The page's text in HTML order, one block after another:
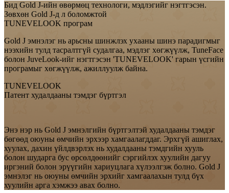
Бид Gold J-ийн өвөрмөц технологи, мэдлэгийг нэгтгэсэн.
Зөвхөн Gold J-д л боломжтой
TUNEVELOOK програм
Gold J эмнэлэг нь арьсны шинжлэх ухааны шинэ парадигмыг
нээхийн тулд тасралтгүй судалгаа, мэдлэг хөгжүүлж, TuneFace
болон JuveLook-ийг нэгтгэсэн 'TUNEVELOOK' гарын үсгийн
програмыг хөгжүүлж, ажиллуулж байна.
TUNEVELOOK
Патент худалдааны тэмдэг бүртгэл
Энэ нэр нь Gold J эмнэлгийн бүртгэлтэй худалдааны тэмдэг
бөгөөд оюуны өмчийн эрхээр хамгаалагддаг. Эрхгүй ашиглах,
хуулах, дахин үйлдвэрлэх нь худалдааны тэмдгийн хууль
болон шударга бус өрсөлдөөнийг сэргийлэх хуулийн дагуу
иргэний болон эрүүгийн хариуцлага хүлээлгэж болно. Gold J
эмнэлэг нь оюуны өмчийн эрхийг хамгаалахын тулд бүх
хуулийн арга хэмжээ авах болно.